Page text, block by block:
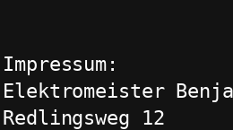
Impressum:
Elektromeister
Redlingsweg 12